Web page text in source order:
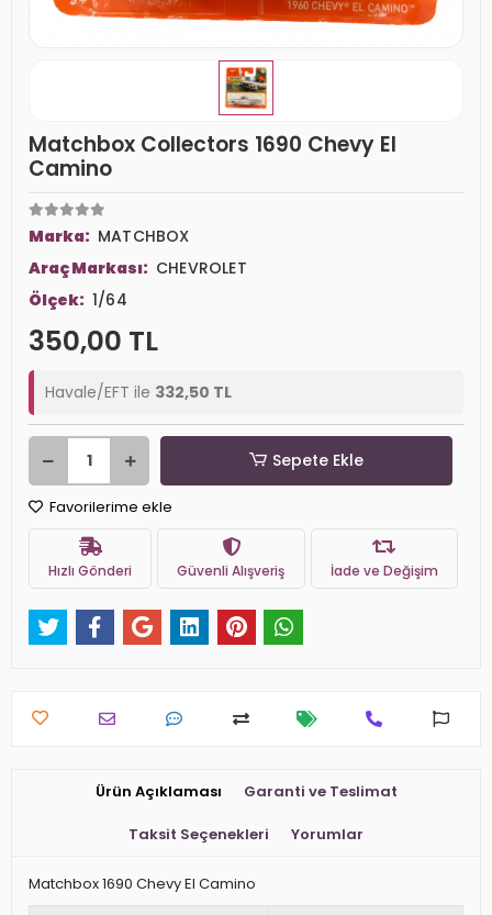
Matchbox Collectors 1690 Chevy El
Camino
Marka: MATCHBOX
Araç Markası: CHEVROLET
Ölçek: 1/64
350,00 TL
Havale/EFT ile 332,50 TL
Sepete Ekle
Favorilerime ekle
Hızlı Gönderi Güvenli Alışveriş İade ve Değişim
Ürün Açıklaması Garanti ve Teslimat
Taksit Seçenekleri Yorumlar
Matchbox 1690 Chevy El Camino